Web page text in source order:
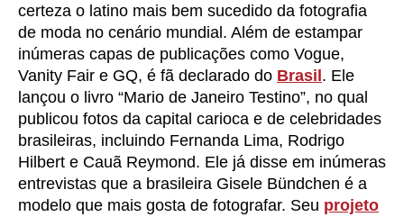
certeza o latino mais bem sucedido da fotografia
de moda no cenário mundial. Além de estampar
inúmeras capas de publicações como Vogue,
Vanity Fair e GQ, é fã declarado do Brasil . Ele
lançou o livro “Mario de Janeiro Testino”, no qual
publicou fotos da capital carioca e de celebridades
brasileiras, incluindo Fernanda Lima, Rodrigo
Hilbert e Cauã Reymond. Ele já disse em inúmeras
entrevistas que a brasileira Gisele Bündchen é a
modelo que mais gosta de fotografar. Seu projeto